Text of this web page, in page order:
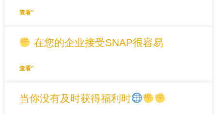
查看"
在您的企业接受SNAP很容易
查看"
当你没有及时获得福利时